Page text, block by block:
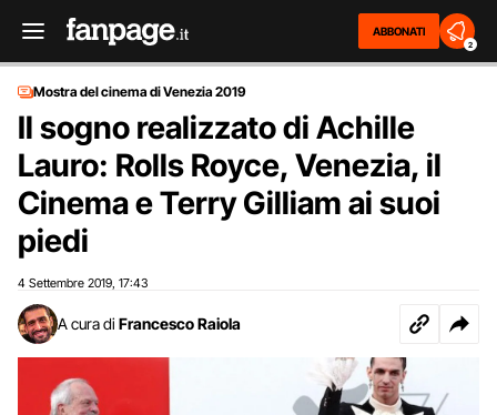
ABBONATI
2
Mostra del cinema di Venezia 2019
Il sogno realizzato di Achille
Lauro: Rolls Royce, Venezia, il
Cinema e Terry Gilliam ai suoi
piedi
4 Settembre 2019 17:43
A cura di Francesco Raiola